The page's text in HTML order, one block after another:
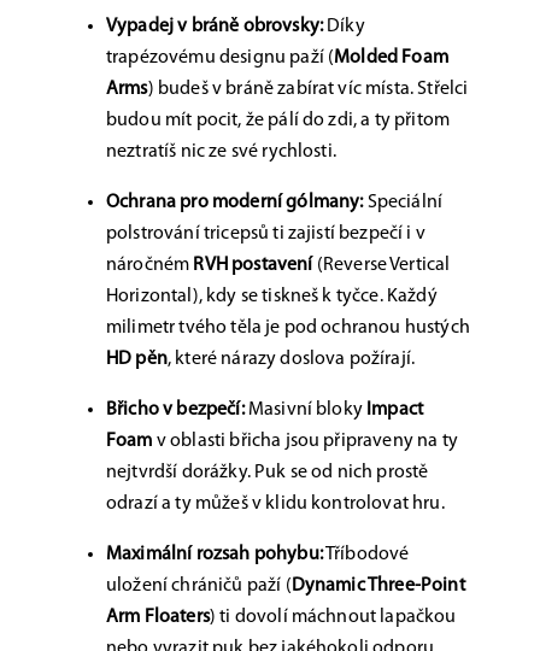
Vypadej v bráně obrovsky:Díky
trapézovému designu paží (Molded Foam
Arms) budeš v bráně zabírat víc místa. Střelci
budou mít pocit, že pálí do zdi, a ty přitom
neztratíš nic ze své rychlosti.
Ochrana pro moderní gólmany:Speciální
polstrování tricepsů ti zajistí bezpečí i v
náročném RVH postavení (Reverse Vertical
Horizontal), kdy se tiskneš k tyčce. Každý
milimetr tvého těla je pod ochranou hustých
HD pěn, které nárazy doslova požírají.
Břicho v bezpečí:Masivní bloky Impact
Foam v oblasti břicha jsou připraveny na ty
nejtvrdší dorážky. Puk se od nich prostě
odrazí a ty můžeš v klidu kontrolovat hru.
Maximální rozsah pohybu:Tříbodové
uložení chráničů paží (Dynamic Three-Point
Arm Floaters) ti dovolí máchnout lapačkou